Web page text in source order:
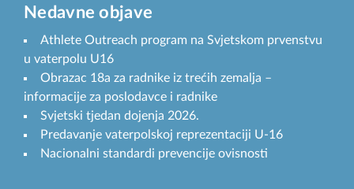
Nedavne objave
Athlete Outreach program na Svjetskom prvenstvu
u vaterpolu U16
Obrazac 18a za radnike iz trećih zemalja –
informacije za poslodavce i radnike
Svjetski tjedan dojenja 2026.
Predavanje vaterpolskoj reprezentaciji U-16
Nacionalni standardi prevencije ovisnosti